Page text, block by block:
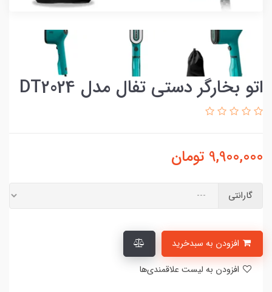
اتو بخارگر دستی تفال مدل DT2024
9,900,000 تومان
گارانتی